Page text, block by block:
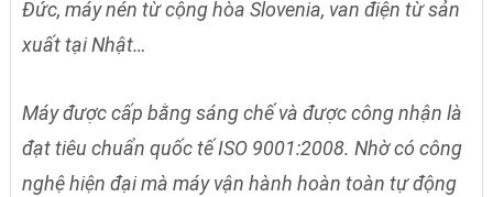
Đức, máy nén từ cộng hòa Slovenia, van điện từ sản
xuất tại Nhật…
Máy được cấp bằng sáng chế và được công nhận là
đạt tiêu chuẩn quốc tế ISO 9001:2008. Nhờ có công
nghệ hiện đại mà máy vận hành hoàn toàn tự động